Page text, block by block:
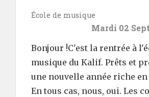
École de musique
Mardi 02
Bonjour !C'est la rentrée à
musique du Kalif. Prêts et
une nouvelle année riche en
En tous cas, nous, oui. Les